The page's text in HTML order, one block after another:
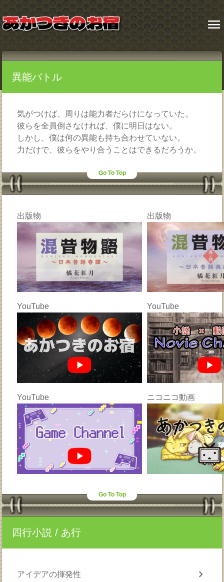
menu
異能バトル
気がつけば、周りは能力者だらけになっていた。
彼らを全員倒さなければ、僕に明日はない。
しかし、僕は何の異能も持ち合わせていない。
力だけで、彼らをやり合うことはできるだろうか。
Go To Top
出版物 出版物
YouTube YouTube
YouTube ニコニコ動画
Go To Top
四行小説 / あ行
アイデアの揮発性 chevron_right